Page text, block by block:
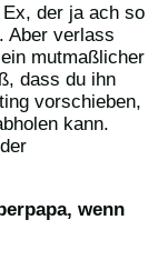
der ja ach so
Aber verlass
mutmaßlicher
dass du ihn
vorschieben,
kann.
wenn